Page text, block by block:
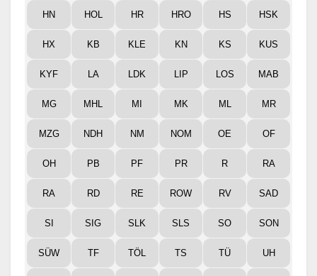
HN HOL HR HRO HS HSK
HX KB KLE KN KS KUS
KYF LA LDK LIP LOS MAB
MG MHL MI MK ML MR
MZG NDH NM NOM OE OF
OH PB PF PR R RA
RA RD RE ROW RV SAD
SI SIG SLK SLS SO SON
SÜW TF TÖL TS TÜ UH